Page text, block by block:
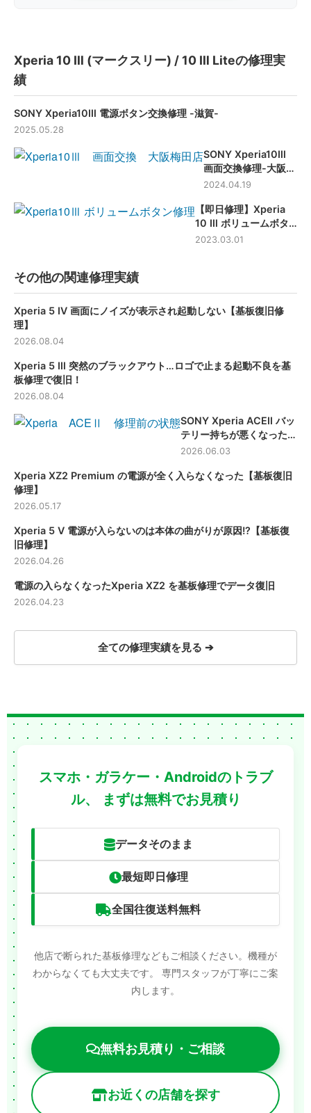
Xperia 10 Ⅲ (マークスリー) / 10 Ⅲ Liteの修理実
績
SONY Xperia10Ⅲ 電源ボタン交換修理 -滋賀-
2025.05.28
SONY Xperia10Ⅲ
画面交換修理-大阪梅
田店-
2024.04.19
【即日修理】Xperia
10 Ⅲ ボリュームボタ
ン修理
2023.03.01
その他の関連修理実績
Xperia 5 Ⅳ 画面にノイズが表示され起動しない【基板復旧修
理】
2026.08.04
Xperia 5 Ⅲ 突然のブラックアウト…ロゴで止まる起動不良を基
板修理で復旧！
2026.08.04
SONY Xperia ACEⅡ バッ
テリー持ちが悪くなった端
末のバッテリー交換修理
2026.06.03
Xperia XZ2 Premium の電源が全く入らなくなった【基板復旧
修理】
2026.05.17
Xperia 5 Ⅴ 電源が入らないのは本体の曲がりが原因!?【基板復
旧修理】
2026.04.26
電源の入らなくなったXperia XZ2 を基板修理でデータ復旧
2026.04.23
全ての修理実績を見る ➔
スマホ・ガラケー・Androidのトラブ
ル、
まずは無料でお見積り
データそのまま
最短即日修理
全国往復送料無料
他店で断られた基板修理などもご相談ください。機種が
わからなくても大丈夫です。
専門スタッフが丁寧にご案
内します。
無料お見積り・ご相談
お近くの店舗を探す